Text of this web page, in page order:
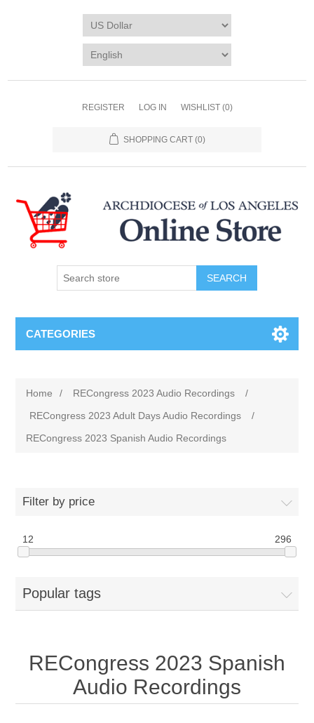
REGISTER LOG IN WISHLIST (0)
SHOPPING CART (0)
SEARCH
CATEGORIES
Home / RECongress 2023 Audio Recordings
/
RECongress 2023 Adult Days Audio Recordings
/
RECongress 2023 Spanish Audio Recordings
Filter by price
12 296
Popular tags
RECongress 2023 Spanish
Audio Recordings